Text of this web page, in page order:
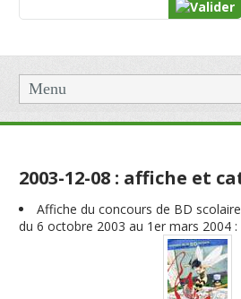
Menu
2003-12-08 : affiche et
Affiche du concours de BD
du 6 octobre 2003 au 1er mars 2004 :